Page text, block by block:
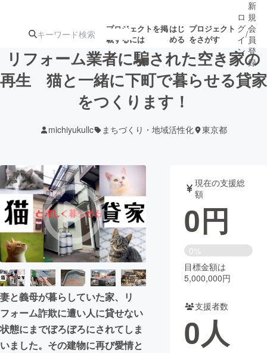
プロジェクトを掲
載するには
はじ
める
プロジェクト
をさがす
注目のリ 注目の新着プロ
ジェクト
募集終了が近いプ
ロジェクト
テクノロジー・ガジェット
映像・映画 書籍・雑誌
ビジネス・起業 チャレンジ
まちづくり・地域活性化
CAMPFIRE for Social Good
CAMPFIRE Creation
CAMPFIREふるさと納税machi-ya コミュニティ
ロ
グ
イ
ン
/
新
規
会
員
登
録
リフォーム業者に騙された空き家の
再生 猫と一緒に下町で暮らせる貸家
をつくります！
michiyukullc まちづくり・地域活性化 東京都
妻と義母が暮らしていた家、リ
フォーム詐欺に遭い人に貸せない
状態にまでぼろぼろにされてしま
いました。その建物に再び愛情と
現在の支援総
額
0円
0%
目標金額は
5,000,000円
支援者数
0人